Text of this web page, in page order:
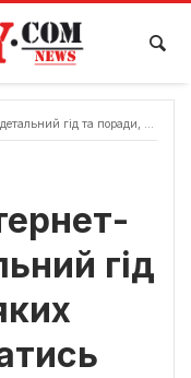
поради, до яких варто прислухатись
гід